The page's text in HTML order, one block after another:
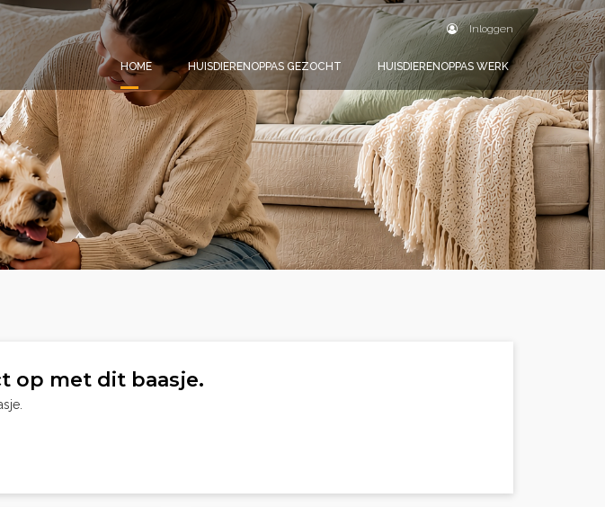
Inloggen
HOME HUISDIERENOPPAS GEZOCHT HUISDIERENOPPAS WERK
op met dit baasje.